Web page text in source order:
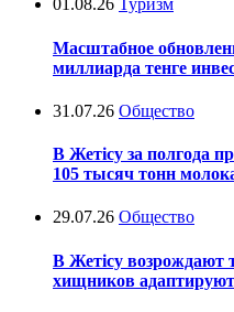
01.08.26 Туризм
Масштабное
миллиарда тенге
31.07.26 Общество
В Жетісу за полгода
105 тысяч тонн
29.07.26 Общество
В Жетісу возрождают
хищников